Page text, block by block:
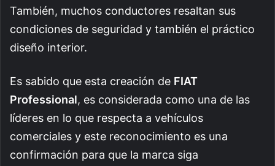
También, muchos conductores resaltan sus
condiciones de seguridad y también el práctico
diseño interior.
Es sabido que esta creación de FIAT
Professional, es considerada como una de las
líderes en lo que respecta a vehículos
comerciales y este reconocimiento es una
confirmación para que la marca siga